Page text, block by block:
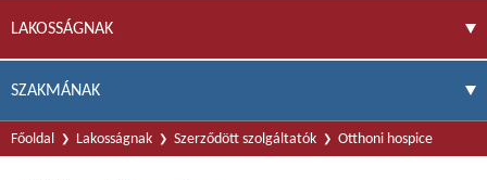
LAKOSSÁGNAK
SZAKMÁNAK
Főoldal Lakosságnak Szerződött szolgáltatók Otthoni hospice